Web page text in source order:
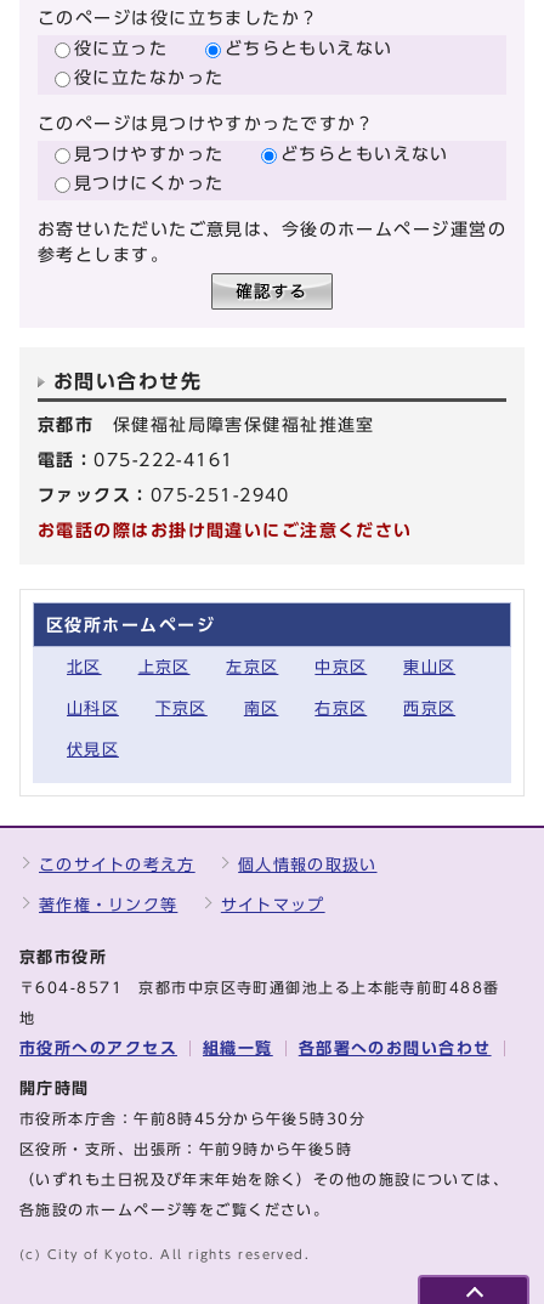
このページは役に立ちましたか？
役に立った
どちらともいえない
役に立たなかった
このページは見つけやすかったですか？
見つけやすかった
どちらともいえない
見つけにくかった
お寄せいただいたご意見は、今後のホームページ運営の
参考とします。
お問い合わせ先
京都市 保健福祉局障害保健福祉推進室
電話：075-222-4161
ファックス： 075-251-2940
お電話の際はお掛け間違いにご注意ください
区役所ホームページ
北区 上京区 左京区 中京区 東山区
山科区 下京区 南区 右京区 西京区
伏見区
このサイトの考え方 個人情報の取扱い
著作権・リンク等 サイトマップ
京都市役所
〒604-8571 京都市中京区寺町通御池上る上本能寺前町488番
地
市役所へのアクセス 組織一覧 各部署へのお問い合わせ
開庁時間
市役所本庁舎：午前8時45分から午後5時30分
区役所・支所、出張所：午前9時から午後5時
（いずれも土日祝及び年末年始を除く）その他の施設については、
各施設のホームページ等をご覧ください。
(c) City of Kyoto. All rights reserved.